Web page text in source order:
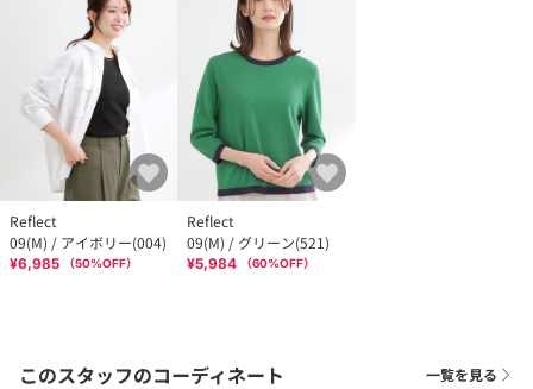
Reflect
09(M) / アイボリー(004)
¥6,985 （50%OFF）
Reflect
09(M) / グリーン(521)
¥5,984 （60%OFF）
このスタッフのコーディネート 一覧を見る